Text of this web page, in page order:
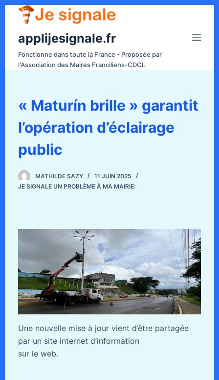
applijesignale.fr
Fonctionne dans toute la France - Proposée par
l'Association des Maires Franciliens-CDCL
« Maturín brille » garantit
l’opération d’éclairage
public
MATHILDE SAZY
11 JUIN 2025
JE SIGNALE UN PROBLÈME À MA MAIRIE:
Une nouvelle mise à jour vient d’être partagée
par un site internet d’information
sur le web.